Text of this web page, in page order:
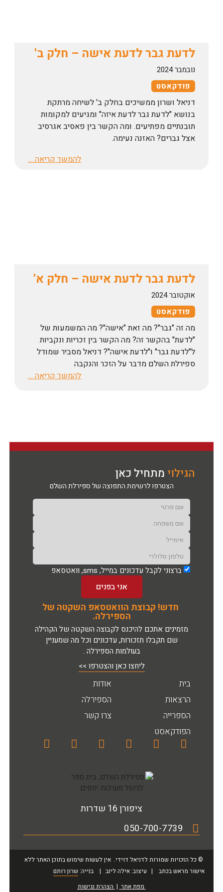
דניאל ושרון ממשיכים בחלק ב' לשיחה מרתקת
בנושא "לדעת גבר לדעת איזה" ומגיעים למקומות
תובנתיים מפתיעים. ומה הקשר בין פאסיב אגרסיב
אצל גברים? האזנה נעימה.
להמשך קריאה …
לדעת גבר לדעת אישה – חלק ב'
נובמבר 2024
פודקאסט
לדעת גבר לדעת אישה – חלק א'
אוקטובר 2024
פודקאסט
מה זה "גבר"? מה זאת "אישה"? מה המשמעות של
"לדעת" בהקשר זה? מה הקשר בין זכריות ונקביות
ל"לדעת גבר" ו"לדעת אישה"? דניאל מסביר שמודל
ספירלת השלם מדבר על הזכר והנקבה
להמשך קריאה …
חדש! קבוצת הוואטסאפ השקטה של
הספירלה.
מזמינים אתכם להיכנס לקבוצה השקטה של הקהילה
שם תקבלו תזכורות, עדכונים וכל מה שמעניין
בעולמות הספירלה .
ליחצו כאן והצטרפו >>
בית
אודות
הרצאות
הספירלה
הספרייה
צרו קשר
הפודקאסט
הגילוי מתחיל כאן
הצטרפו לרשימת התפוצה של ספירלת השלם
ברצוני לקבל עדכונים במייל, sms, וואטסאפ
אני בפנים
ציפורן 16 שדרות
050-700-7739
© כל הזכויות שמורות לדניאל דוידי. אין לעשות שימוש בתוכן האתר ללא
אישור מראש בכתב | עיצוב: אילה לינב | בנייה: שרון רותם
מפת אתר | הצהרת נגישות